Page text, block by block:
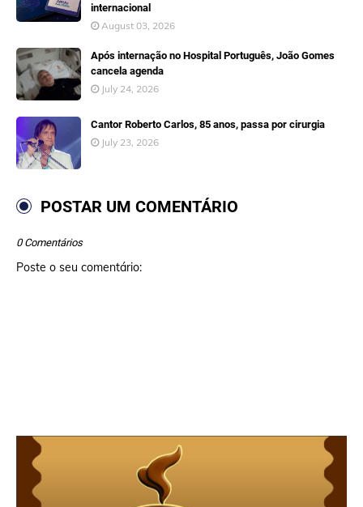
internacional
August 03, 2026
Após internação no Hospital Português, João Gomes
cancela agenda
July 24, 2026
Cantor Roberto Carlos, 85 anos, passa por cirurgia
July 23, 2026
POSTAR UM COMENTÁRIO
0 Comentários
Poste o seu comentário: